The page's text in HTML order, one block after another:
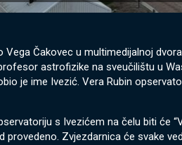
Čakovec u multimedijalnoj
astrofizike na sveučilištu u
je ime Ivezić. Vera Rubin
s Ivezićem na čelu biti će
Zvjezdarnica će svake